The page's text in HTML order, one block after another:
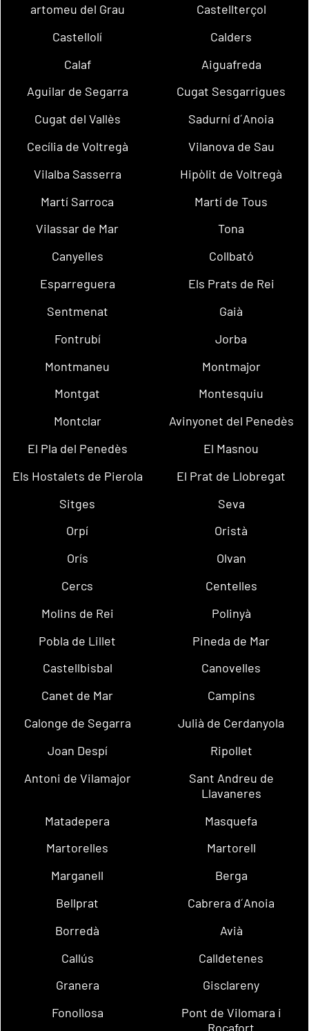
artomeu del Grau
Castellterçol
Castellolí
Calders
Calaf
Aiguafreda
Aguilar de Segarra
Cugat Sesgarrigues
Cugat del Vallès
Sadurní d´Anoia
Cecília de Voltregà
Vilanova de Sau
Vilalba Sasserra
Hipòlit de Voltregà
Martí Sarroca
Martí de Tous
Vilassar de Mar
Tona
Canyelles
Collbató
Esparreguera
Els Prats de Rei
Sentmenat
Gaià
Fontrubí
Jorba
Montmaneu
Montmajor
Montgat
Montesquiu
Montclar
Avinyonet del Penedès
El Pla del Penedès
El Masnou
Els Hostalets de Pierola
El Prat de Llobregat
Sitges
Seva
Orpí
Oristà
Orís
Olvan
Cercs
Centelles
Molins de Rei
Polinyà
Pobla de Lillet
Pineda de Mar
Castellbisbal
Canovelles
Canet de Mar
Campins
Calonge de Segarra
Julià de Cerdanyola
Joan Despí
Ripollet
Antoni de Vilamajor
Sant Andreu de
Llavaneres
Matadepera
Masquefa
Martorelles
Martorell
Marganell
Berga
Bellprat
Cabrera d´Anoia
Borredà
Avià
Callús
Calldetenes
Granera
Gisclareny
Fonollosa
Pont de Vilomara i
Rocafort